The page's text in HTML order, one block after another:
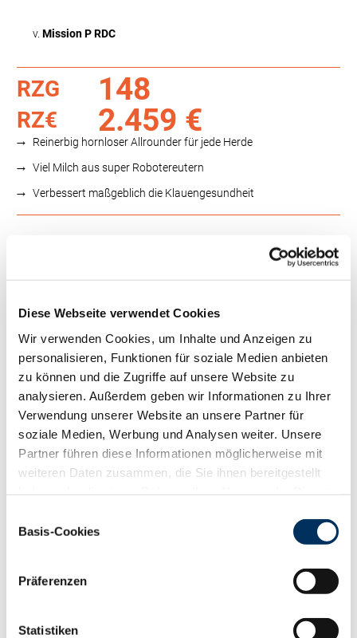
Diese Webseite verwendet Cookies
Wir verwenden Cookies, um Inhalte und Anzeigen zu
personalisieren, Funktionen für soziale Medien anbieten
zu können und die Zugriffe auf unsere Website zu
analysieren. Außerdem geben wir Informationen zu Ihrer
Verwendung unserer Website an unsere Partner für
soziale Medien, Werbung und Analysen weiter. Unsere
Partner führen diese Informationen möglicherweise mit
weiteren Daten zusammen, die Sie ihnen bereitgestellt
Cookies, wenn Sie unsere Webseite weiterhin nutzen.
Basis-Cookies
Präferenzen
Statistiken
v. Mission P RDC
RZG 148
RZ€ 2.459 €
Reinerbig hornloser Allrounder für jede Herde
Viel Milch aus super Robotereutern
Verbessert maßgeblich die Klauengesundheit
RZS
RZKm
Gesundheit
88 100 112 124
RZGesund
Euterfit
RZRepro
110
122
105
Produktion